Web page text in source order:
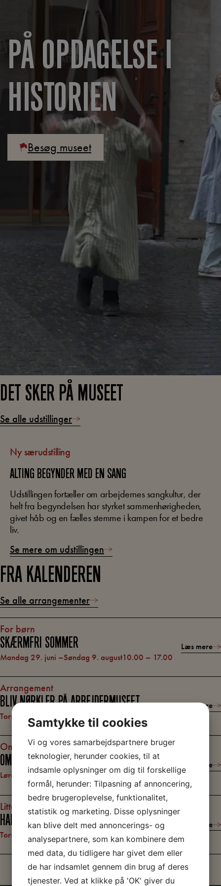
PÅ OPDAGELSE I
HISTORIEN
Besøg museet
DET SKER PÅ MUSEET
Se alle udstillinger
Ny særudstilling
ALTING BEGYNDER MED EN SANG
Udstillingen fortæller om arbejdernes sangkultur, der
helt fra begyndelsen har styrket sammenhørigheden,
givet håb og en fælles stemme i kampen for et bedre
liv.
Se mere om udstillingen
FRA KALENDEREN
Se alle arrangementer
mandag 29. juni – søndag 9. august10.00 – 17.00
For børn
SKÆRMFRI SOMMER Læs mere
torsdag 6. august 16.30 18.30
Arrangement
BLIV NØRKLER PÅ ARBEJDERMUSEET Læs mere
lørdag 15. august 13.00– 14.00 Få pladser
Omvisning
OMVISNING: ALTING BEGYNDER MED EN SANG Læs mere
torsdag 20. august 17.00 18.30
Litteratur
HALFDAN RASMUSSEN – HUMOR OG ALVOR Læs mere
Samtykke til cookies
Vi og vores samarbejdspartnere bruger
teknologier, herunder cookies, til at
indsamle oplysninger om dig til forskellige
formål, herunder: Tilpasning af annoncering,
bedre brugeroplevelse, funktionalitet,
statistik og marketing. Disse oplysninger
kan blive delt med annoncerings- og
analysepartnere, som kan kombinere dem
med data, du tidligere har givet dem eller
de har indsamlet gennem din brug af deres
tjenester. Ved at klikke på 'OK' giver du